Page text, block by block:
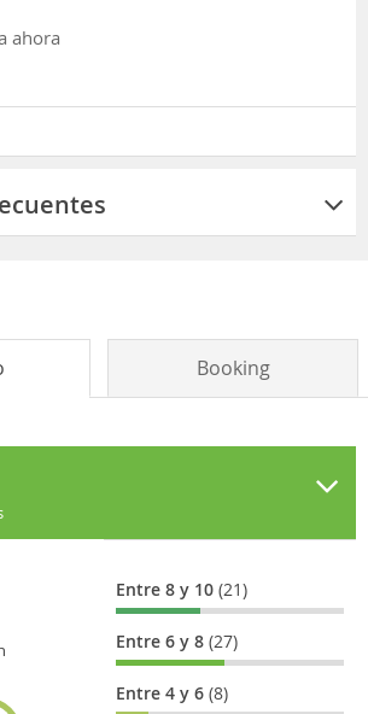
ahora
Booking
Entre 8 y 10(21)
Entre 6 y 8(27)
Entre 4 y 6(8)